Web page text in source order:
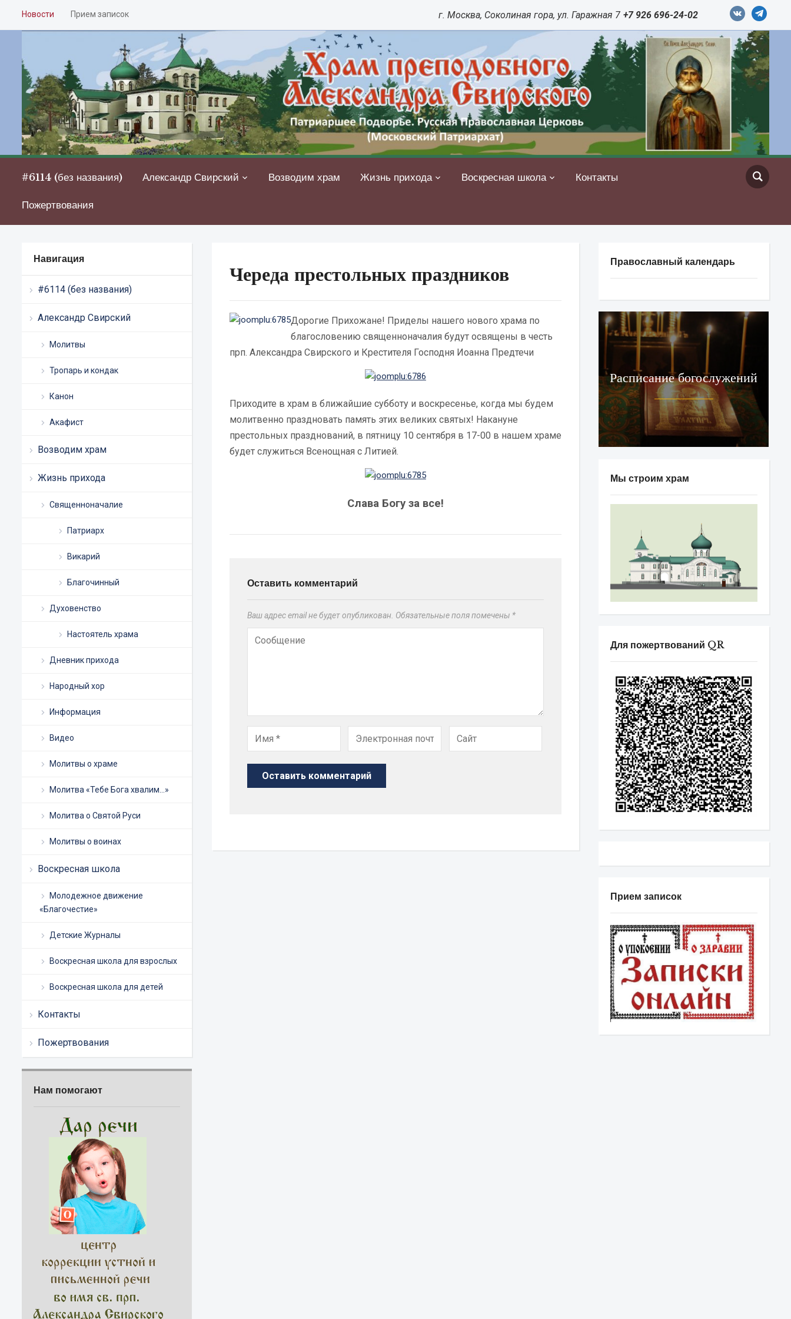
Новости Прием записок vkontaktetelegram
г. Москва, Соколиная гора, ул. Гаражная 7 +7 926 696-24-02
#6114 (без названия) Александр Свирский Возводим храм Жизнь прихода Воскресная школа Контакты
Пожертвования
Навигация
#6114 (без названия)
Александр Свирский
Молитвы
Тропарь и кондак
Канон
Акафист
Возводим храм
Жизнь прихода
Священноначалие
Патриарх
Викарий
Благочинный
Духовенство
Настоятель храма
Дневник прихода
Народный хор
Информация
Видео
Молитвы о храме
Молитва «Тебе Бога хвалим…»
Молитва о Святой Руси
Молитвы о воинах
Воскресная школа
Молодежное движение
«Благочестие»
Детские Журналы
Воскресная школа для взрослых
Воскресная школа для детей
Контакты
Пожертвования
Нам помогают
Череда престольных праздников
Дорогие Прихожане! Приделы нашего нового храма по
благословению священноначалия будут освящены в честь
прп. Александра Свирского и Крестителя Господня Иоанна Предтечи
Приходите в храм в ближайшие субботу и воскресенье, когда мы будем
молитвенно праздновать память этих великих святых! Накануне
престольных празднований, в пятницу 10 сентября в 17-00 в нашем храме
будет служиться Всенощная с Литией.
Слава Богу за все!
Оставить комментарий
Ваш адрес email не будет опубликован. Обязательные поля помечены *
Православный календарь
Расписание богослужений
Мы строим храм
Для пожертвований QR
Прием записок